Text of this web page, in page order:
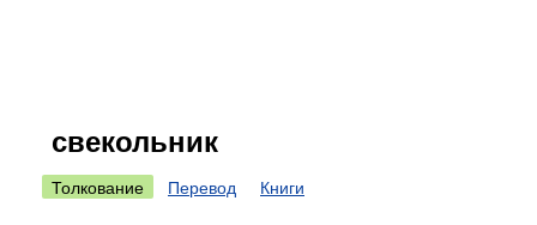
свекольник
Толкование Перевод Книги